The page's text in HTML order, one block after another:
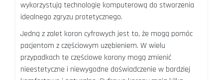
wykorzystują technologię komputerową do stworzenia
idealnego zgryzu protetycznego.
Jedną z zalet koron cyfrowych jest to, że mogą pomóc
pacjentom z częściowym uzębieniem. W wielu
przypadkach te częściowe korony mogą zmienić
nieestetyczne i niewygodne doświadczenie w bardziej